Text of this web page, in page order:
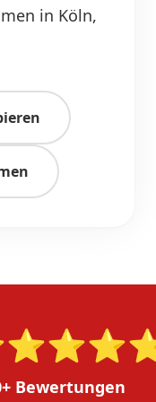
in Köln,
Bewertungen